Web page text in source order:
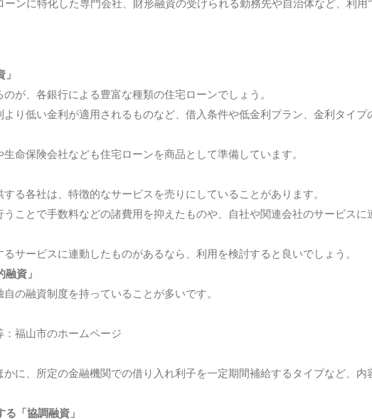
が、各銀行による豊富な種類の住宅ローンでしょう。
り低い金利が適用されるものなど、借入条件や低金利プラン、金利タイ
命保険会社なども住宅ローンを商品として準備しています。
る各社は、特徴的なサービスを売りにしていることがあります。
ことで手数料などの諸費用を抑えたものや、自社や関連会社のサービス
サービスに連動したものがあるなら、利用を検討すると良いでしょう。
資」
の融資制度を持っていることが多いです。
福山市のホームページ
に、所定の金融機関での借り入れ利子を一定期間補給するタイプなど、内
「協調融資」